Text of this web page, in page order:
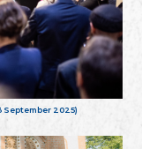
September 2025)